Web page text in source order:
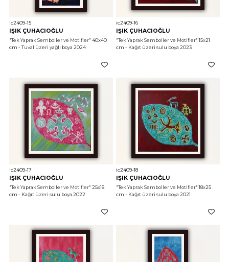
ic2409-15
IŞIK ÇUHACIOĞLU
"Tek Yaprak Semboller ve Motifler" 40x40
cm - Tuval üzeri yağlı boya 2024
ic2409-16
IŞIK ÇUHACIOĞLU
"Tek Yaprak Semboller ve Motifler" 15x21
cm - Kağıt üzeri sulu boya 2023
ic2409-17
IŞIK ÇUHACIOĞLU
"Tek Yaprak Semboller ve Motifler" 25x18
cm - Kağıt üzeri sulu boya 2022
ic2409-18
IŞIK ÇUHACIOĞLU
"Tek Yaprak Semboller ve Motifler" 18x25
cm - Kağıt üzeri sulu boya 2021